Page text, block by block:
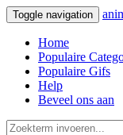
Toggle navigation
Home
Populaire
Populaire Gifs
Help
Beveel ons aan